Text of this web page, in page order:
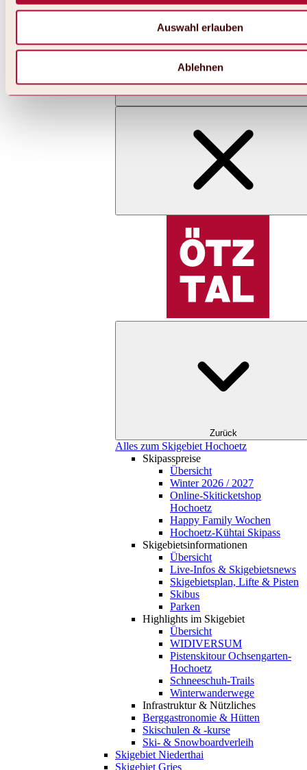
Auswahl erlauben
Ablehnen
Zurück
Alles zum Skigebiet Hochoetz
Skipasspreise
Übersicht
Winter 2026 / 2027
Online-Skiticketshop
Hochoetz
Happy Family Wochen
Hochoetz-Kühtai Skipass
Skigebietsinformationen
Übersicht
Live-Infos & Skigebietsnews
Skigebietsplan, Lifte & Pisten
Skibus
Parken
Highlights im Skigebiet
Übersicht
WIDIVERSUM
Pistenskitour Ochsengarten-
Hochoetz
Schneeschuh-Trails
Winterwanderwege
Infrastruktur & Nützliches
Berggastronomie & Hütten
Skischulen & -kurse
Ski- & Snowboardverleih
Skigebiet Niederthai
Skigebiet Gries